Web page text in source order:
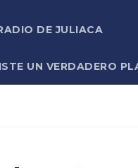
DE JULIACA
UN VERDADERO